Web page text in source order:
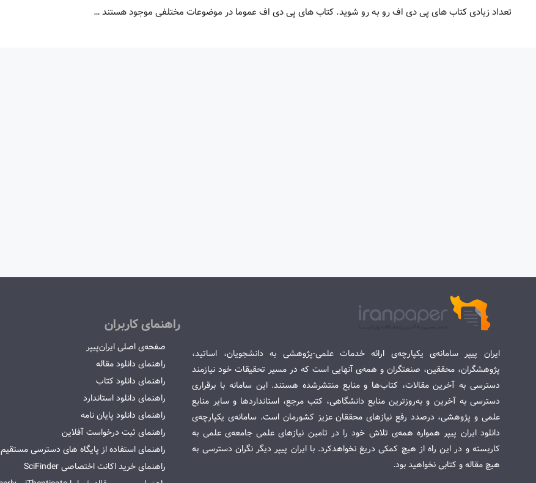
تعداد زیادی کتاب های پی دی اف رو به رو شوید. کتاب های پی دی اف عموما در موضوعات مختلفی موجود هستند …
ایران پیپر سامانه‌ی یکپارچه‌ی ارائه خدمات علمی-پژوهشی به دانشجویان، اساتید،
پژوهشگران، محققین، صنعتگران و همه‌ی آنهایی است که در مسیر تحقیقات خود نیازمند
دسترسی به آخرین مقالات، کتاب‌ها و منابع منتشرشده هستند. این سامانه با برقراری
دسترسی به آخرین و به‌روزترین منابع دانشگاهی، کتب مرجع، استانداردها و سایر منابع
علمی و پژوهشی، درصدد رفع نیازهای محققان عزیز کشورمان است. سامانه‌ی یکپارچه‌ی
دانلود ایران پیپر همواره همه‌ی تلاش خود را در تامین نیازهای علمی جامعه‌ی علمی به
کاربسته و در این راه از هیچ کمکی دریغ نخواهدکرد. با ایران پیپر دیگر نگران دسترسی به
هیچ مقاله و کتابی نخواهید بود.
راهنمای کاربران
صفحه‌ی اصلی ایران‌پیپر
راهنمای دانلود مقاله
راهنمای دانلود کتاب
راهنمای دانلود استاندارد
راهنمای دانلود پایان نامه
راهنمای ثبت درخواست آفلاین
راهنمای استفاده از پایگاه های دسترسی مستقیم
راهنمای خرید اکانت اختصاصی SciFinder